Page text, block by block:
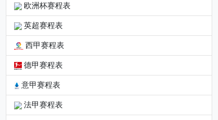
欧洲杯赛程表
英超赛程表
西甲赛程表
德甲赛程表
意甲赛程表
法甲赛程表